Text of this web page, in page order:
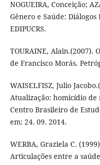
NOGUEIRA, Conceição;
Gênero e Saúde:
EDIPUCRS.
TOURAINE, Alain.(2007).
de Francisco Morás.
WAISELFISZ, Julio
Atualização: homicídio de
Centro Brasileiro de
em: 24. 09. 2014.
WERBA, Graziela C.
Articulações entre a